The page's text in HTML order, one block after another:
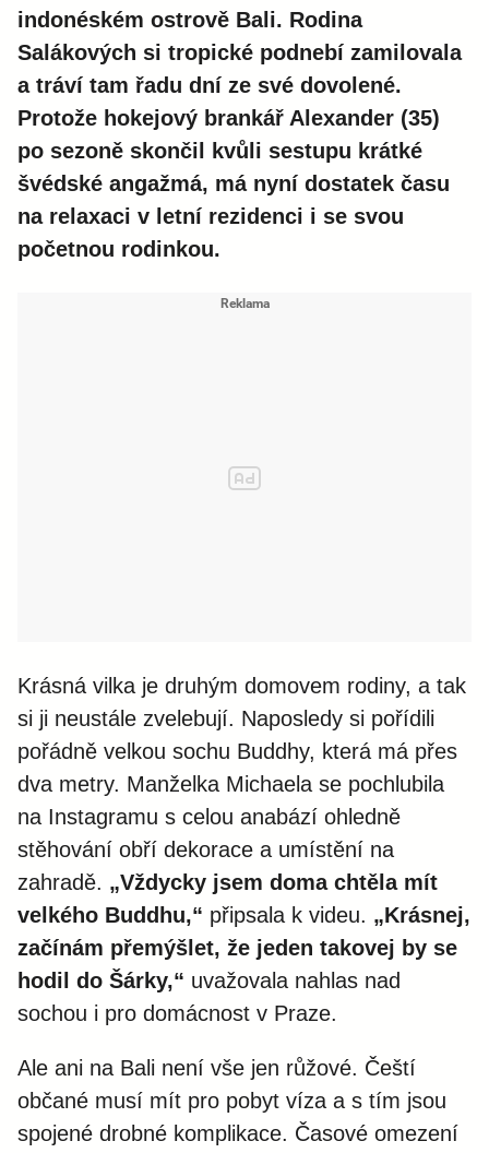
indonéském ostrově Bali. Rodina
Salákových si tropické podnebí zamilovala
a tráví tam řadu dní ze své dovolené.
Protože hokejový brankář Alexander (35)
po sezoně skončil kvůli sestupu krátké
švédské angažmá, má nyní dostatek času
na relaxaci v letní rezidenci i se svou
početnou rodinkou.
Krásná vilka je druhým domovem rodiny, a tak
si ji neustále zvelebují. Naposledy si pořídili
pořádně velkou sochu Buddhy, která má přes
dva metry. Manželka Michaela se pochlubila
na Instagramu s celou anabází ohledně
stěhování obří dekorace a umístění na
zahradě. „Vždycky jsem doma chtěla mít
velkého Buddhu,“ připsala k videu. „Krásnej,
začínám přemýšlet, že jeden takovej by se
hodil do Šárky,“ uvažovala nahlas nad
sochou i pro domácnost v Praze.
Ale ani na Bali není vše jen růžové. Čeští
občané musí mít pro pobyt víza a s tím jsou
spojené drobné komplikace. Časové omezení